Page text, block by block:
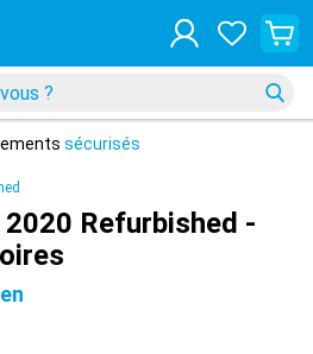
sécurisés
2020 Refurbished -